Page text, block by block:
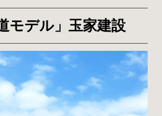
モデル」玉家建設